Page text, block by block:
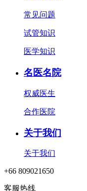
常见问题
试管知识
医学知识
名医名院
权威医生
合作医院
关于我们
关于我们
+66 809021650
客服热线